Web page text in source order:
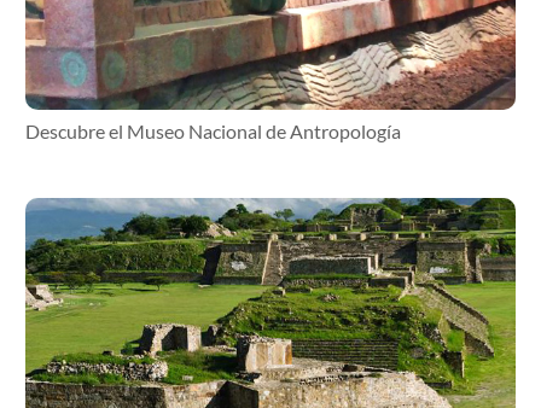
Descubre el Museo Nacional de Antropología